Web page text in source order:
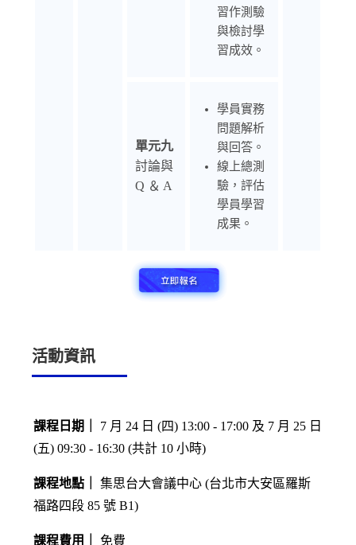
習作測驗
與檢討學
習成效。
單元九
討論與
Q ＆ A
學員實務
問題解析
與回答。
線上總測
驗，評估
學員學習
成果。
活動資訊
課程日期｜
7 月 24 日 (四) 13:00 - 17:00 及 7 月 25 日
(五) 09:30 - 16:30 (共計 10 小時)
課程地點｜
集思台大會議中心 (台北市大安區羅斯
福路四段 85 號 B1)
課程費用｜ 免費